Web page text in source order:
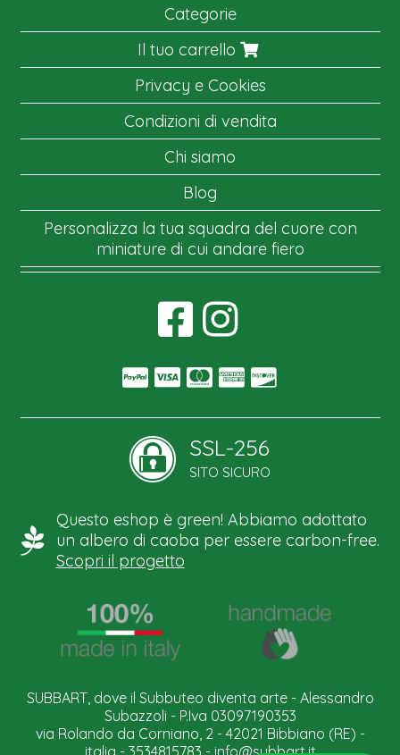
Categorie
Il tuo carrello
Privacy e Cookies
Condizioni di vendita
Chi siamo
Blog
Personalizza la tua squadra del cuore con
miniature di cui andare fiero
SSL-256
SITO SICURO
Questo eshop è green! Abbiamo adottato
un albero di caoba per essere carbon-free.
Scopri il progetto
SUBBART, dove il Subbuteo diventa arte - Alessandro
Subazzoli - P.Iva 03097190353
via Rolando da Corniano, 2 - 42021 Bibbiano (RE) -
italia - 3534815783 - info@subbart.it